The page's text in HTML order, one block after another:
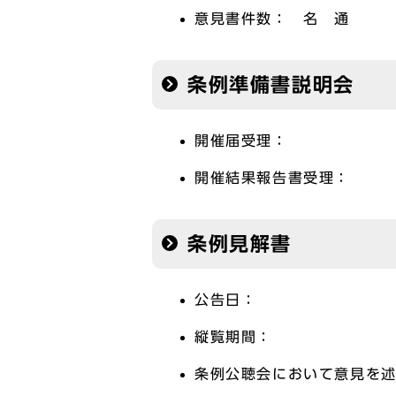
意見書件数： 名 通
条例準備書説明会
開催届受理：
開催結果報告書受理：
条例見解書
公告日：
縦覧期間：
条例公聴会において意見を